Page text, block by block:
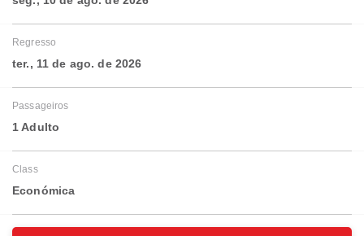
Regresso
ter., 11 de ago. de 2026
Passageiros
1 Adulto
Class
Económica